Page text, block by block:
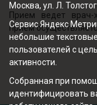
Прием ведет врач-
прием
Москва, ул. Л.
Сервис Яндекс
небольшие
пользователей с
активности.
Собранная при
идентифицировать